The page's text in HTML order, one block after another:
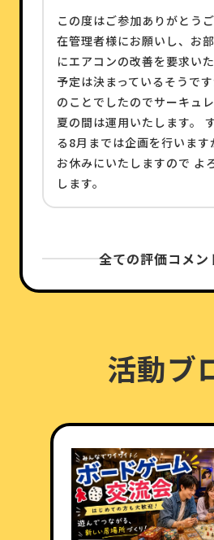
この度はご参加ありがとう
在管理者様にお願いし、お
にエアコンの改善を要求い
予定は決まっているそうで
のことでしたのでサーキュ
夏の間は運用いたします。
る8月までは企画を行いま
お休みにいたしますので よ
します。
全ての評価コメン
活動ブ